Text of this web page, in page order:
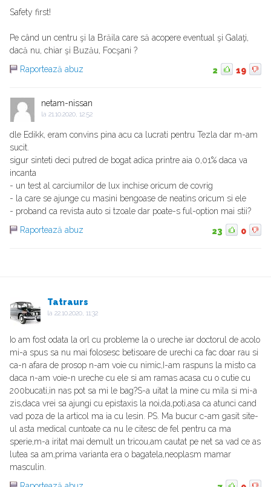
Safety first!
Pe când un centru şi la Brăila care să acopere eventual şi Galaţi,
dacă nu, chiar şi Buzău, Focşani ?
Raportează abuz
2 19
netam-nissan
la 21.10.2020, 12:52
dle Edikk, eram convins pina acu ca lucrati pentru Tezla dar m-am
sucit.
sigur sinteti deci putred de bogat adica printre aia 0,01% daca va
incanta
- un test al carciumilor de lux inchise oricum de covrig
- la care se ajunge cu masini bengoase de neatins oricum si ele
- proband ca revista auto si tzoale dar poate-s ful-option mai stii?
Raportează abuz
23 0
Tatraurs
la 22.10.2020, 11:32
Io am fost odata la orl cu probleme la o ureche iar doctorul de acolo
mi-a spus sa nu mai folosesc betisoare de urechi ca fac doar rau si
ca-n afara de prosop n-am voie cu nimic,I-am raspuns la misto ca
daca n-am voie-n ureche cu ele si am ramas acasa cu o cutie cu
200bucati,in nas pot sa mi le bag?S-a uitat la mine cu mila si mi-a
zis,daca vrei sa ajungi cu epistaxis la noi,da,poti,asa ca atunci cand
vad poza de la articol ma ia cu lesin. PS. Ma bucur c-am gasit site-
ul asta medical cuntoate ca nu le citesc de fel pentru ca ma
sperie,m-a iritat mai demult un tricou,am cautat pe net sa vad ce as
lutea sa am,prima varianta era o bagatela,neoplasm mamar
masculin.